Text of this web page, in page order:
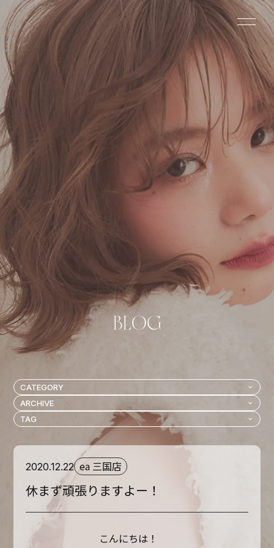
2020.12.22 ea 三国店
休まず頑張りますよー！
こんにちは！